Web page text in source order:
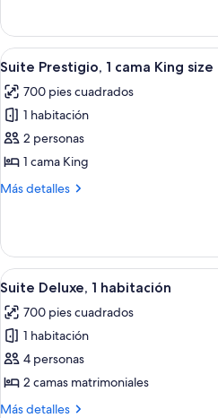
King
size,
balcón
(Balcony)
estudio,
cama
size,
balcón
(Balcony)
Abrir
todas
las
fotos
de
Suite
Prestigio,
King
size
5
Suite Prestigio, 1 cama King size
700 pies cuadrados
1 habitación
2 personas
1 cama King
Más detalles
Más
Prestigio,
cama
size
Abrir
todas
las
fotos
de
Suite
Deluxe,
6
Suite Deluxe, 1 habitación
700 pies cuadrados
1 habitación
4 personas
2 camas matrimoniales
Más detalles
Más